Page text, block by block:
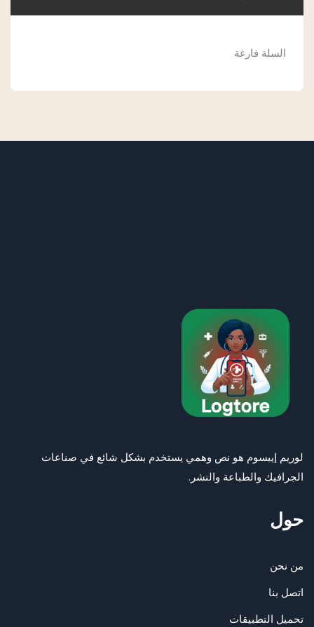
السلة فارغة
لوريم إيبسوم هو نص وهمي يستخدم بشكل شائع في صناعات
الجرافيك والطباعة والنشر.
حول
من نحن
اتصل بنا
تحميل التطبيقات